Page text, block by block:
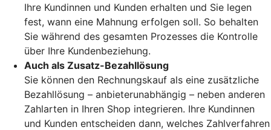
Ihre Kundinnen und Kunden erhalten und Sie legen
fest, wann eine Mahnung erfolgen soll. So behalten
Sie während des gesamten Prozesses die Kontrolle
über Ihre Kundenbeziehung.
Auch als Zusatz-Bezahllösung
Sie können den Rechnungskauf als eine zusätzliche
Bezahllösung – anbieterunabhängig – neben anderen
Zahlarten in Ihren Shop integrieren. Ihre Kundinnen
und Kunden entscheiden dann, welches Zahlverfahren